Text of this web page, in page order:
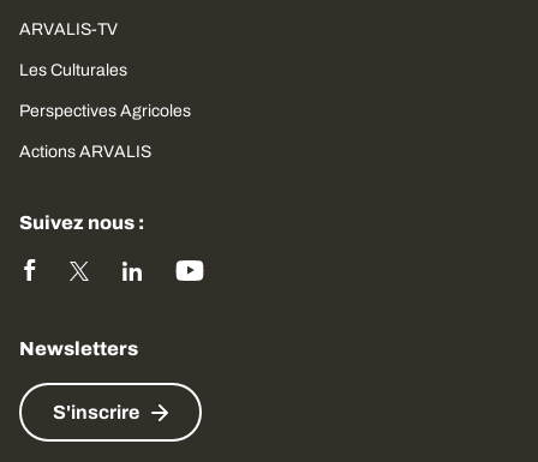
ARVALIS-TV
Les Culturales
Perspectives Agricoles
Actions ARVALIS
Suivez nous :
Newsletters
S'inscrire